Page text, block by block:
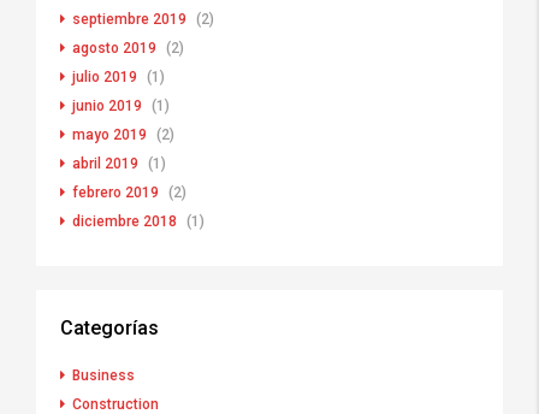
septiembre 2019
(2)
agosto 2019
(2)
julio 2019
(1)
junio 2019
(1)
mayo 2019
(2)
abril 2019
(1)
febrero 2019
(2)
diciembre 2018
(1)
Categorías
Business
Construction